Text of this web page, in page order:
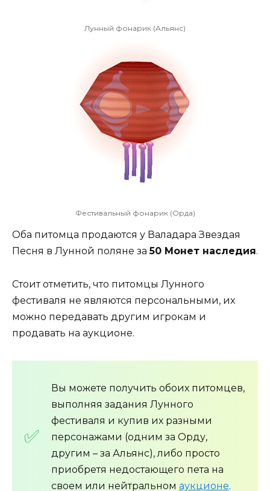
Лунный фонарик (Альянс)
Фестивальный фонарик (Орда)
Оба питомца продаются у Валадара Звездая
Песня в Лунной поляне за50 Монет наследия.
Стоит отметить, что питомцы Лунного
фестиваля не являются персональными, их
можно передавать другим игрокам и
продавать на аукционе.
Вы можете получить обоих питомцев,
выполняя задания Лунного
фестиваля и купив их разными
персонажами (одним за Орду,
другим – за Альянс), либо просто
приобретя недостающего пета на
своем или нейтральном аукционе.